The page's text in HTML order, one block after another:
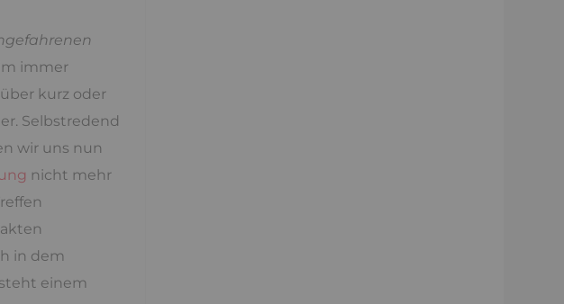
immer
kurz oder
Selbstredend
wir uns nun
nicht mehr
in dem
einem